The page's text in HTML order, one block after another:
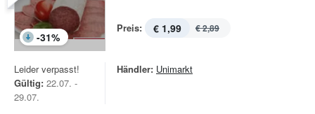
-31%
Preis: € 1,99 € 2,89
Leider verpasst!
Gültig: 22.07. -
29.07.
Händler: Unimarkt